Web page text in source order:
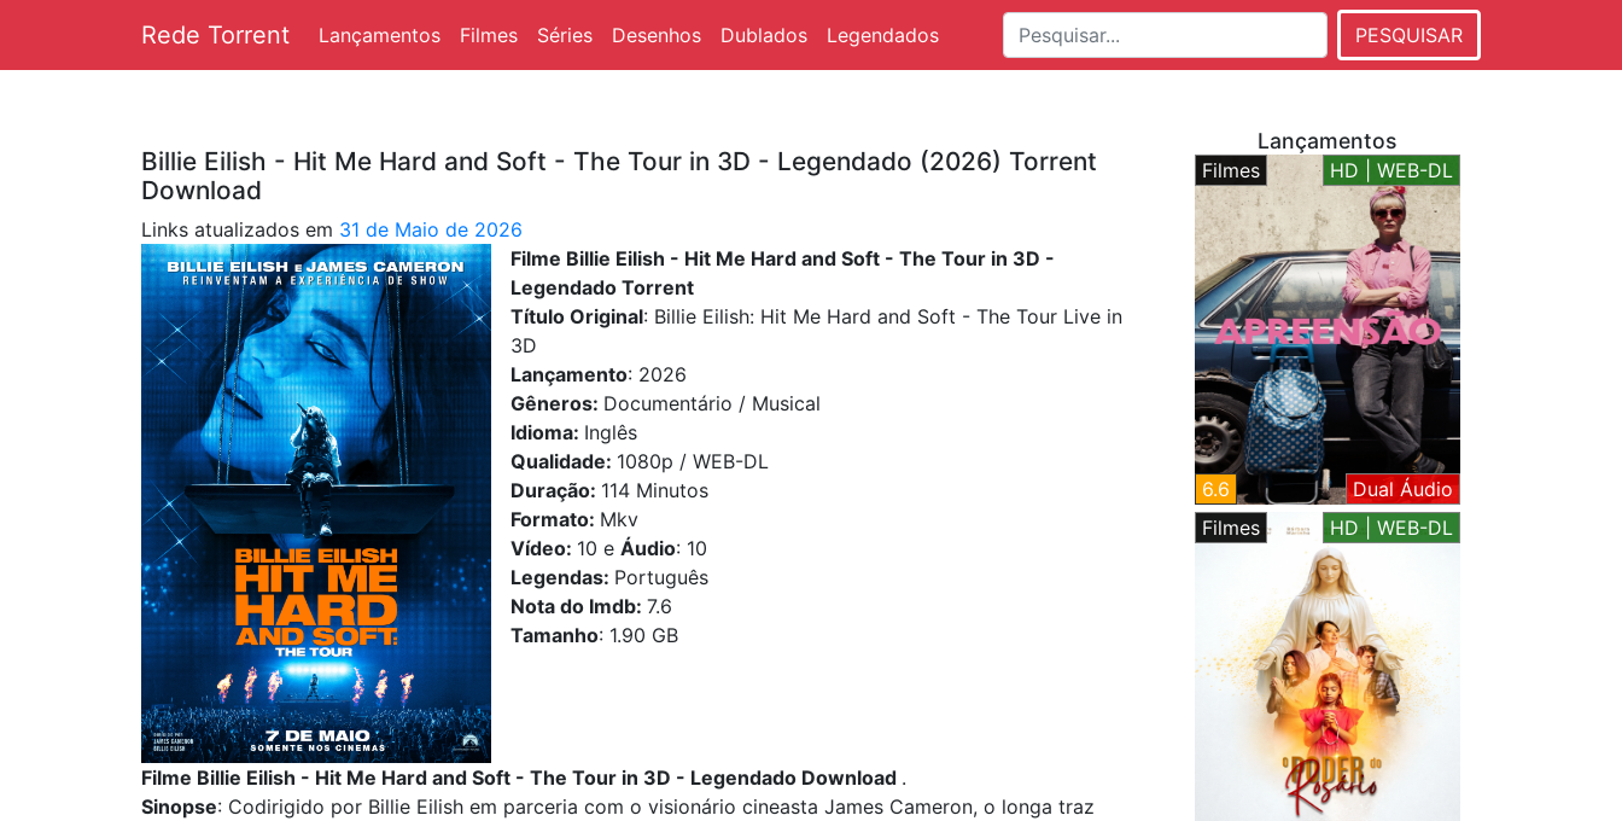
Rede Torrent Lançamentos Filmes Séries Desenhos Dublados Legendados PESQUISAR
Billie Eilish - Hit Me Hard and Soft - The Tour in 3D - Legendado (2026) Torrent
Download
Links atualizados em 31 de Maio de 2026
Filme Billie Eilish - Hit Me Hard and Soft - The Tour in 3D -
Legendado Torrent
Título Original: Billie Eilish: Hit Me Hard and Soft - The Tour Live in
3D
Lançamento: 2026
Gêneros: Documentário / Musical
Idioma: Inglês
Qualidade: 1080p / WEB-DL
Duração: 114 Minutos
Formato: Mkv
Vídeo: 10 e Áudio: 10
Legendas: Português
Nota do Imdb: 7.6
Tamanho: 1.90 GB
Filme Billie Eilish - Hit Me Hard and Soft - The Tour in 3D - Legendado Download .
Sinopse: Codirigido por Billie Eilish em parceria com o visionário cineasta James Cameron, o longa traz
Lançamentos
Filmes HD | WEB-DL
6.6
Dual Áudio
Filmes
HD | WEB-DL